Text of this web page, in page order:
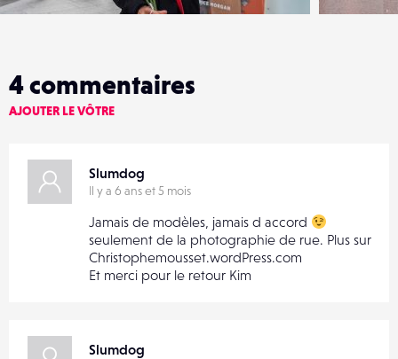
4commentaires
AJOUTER LE VÔTRE
Slumdog
Il y a 6 ans et 5 mois
Jamais de modèles, jamais d accord
seulement de la photographie de rue. Plus sur
Christophemousset.wordPress.com
Et merci pour le retour Kim
Slumdog